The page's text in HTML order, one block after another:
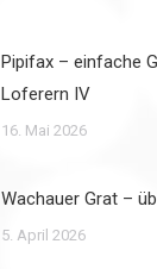
Pipifax – einfache
Loferern IV
16. Mai 2026
Wachauer Grat –
5. April 2026